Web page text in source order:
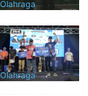
Olahraga
Olahraga